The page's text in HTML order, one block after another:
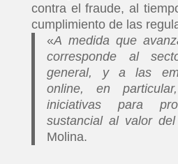
contra el fraude, al
cumplimiento de las
«A medida que
corresponde al
general, y a las
online, en
iniciativas para
sustancial al valor
Molina.